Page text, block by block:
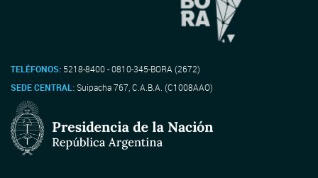
TELÉFONOS: 5218-8400 - 0810-345-BORA (2672)
SEDE CENTRAL:Suipacha 767, C.A.B.A. (C1008AAO)